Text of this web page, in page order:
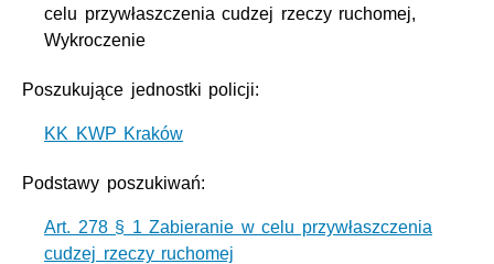
celu przywłaszczenia cudzej rzeczy ruchomej,
Wykroczenie
Poszukujące jednostki policji:
KK KWP Kraków
Podstawy poszukiwań:
Art. 278 § 1 Zabieranie w celu przywłaszczenia
cudzej rzeczy ruchomej